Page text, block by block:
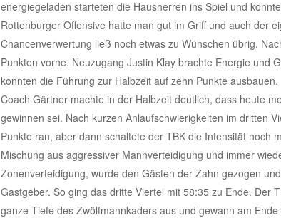
energiegeladen starteten die Hausherren ins Spiel und
Rottenburger Offensive hatte man gut im Griff und auch der
Chancenverwertung ließ noch etwas zu Wünschen übrig.
Punkten vorne. Neuzugang Justin Klay brachte Energie und
konnten die Führung zur Halbzeit auf zehn Punkte ausbauen.
Coach Gärtner machte in der Halbzeit deutlich, dass heute
gewinnen sei. Nach kurzen Anlaufschwierigkeiten im dritten
Punkte ran, aber dann schaltete der TBK die Intensität noch
Mischung aus aggressiver Mannverteidigung und immer
Zonenverteidigung, wurde den Gästen der Zahn gezogen
Gastgeber. So ging das dritte Viertel mit 58:35 zu Ende. Der
ganze Tiefe des Zwölfmannkaders aus und gewann am